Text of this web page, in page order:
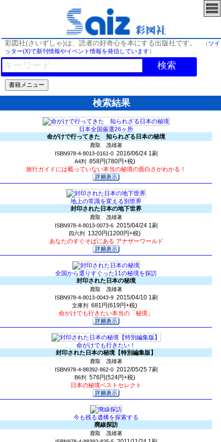
彩図社(さいずしゃ)は、読者の好奇心を本にする出版社です。 （ ツイ
ッター(X)で新刊情報やイベント情報を発信しています）
検索
検索結果
日本全国厳選26ヶ所
命がけで行ってきた 知られざる日本の秘境
鹿取 茂雄著
ISBN978-4-8013-0161-0 2016/06/24 1刷
A4判
858円(780円+税)
旅行ガイドには載っていない本当の秘境の面白さがわかる！
地上の常識を変える別世界
封印された日本の地下世界
鹿取 茂雄著
ISBN978-4-8013-0073-6 2015/04/24 1刷
四六判
1320円(1200円+税)
あなたのすぐそばにある アナザーワールド
全国から選りすぐった11の秘境を探訪
封印された日本の秘境
鹿取 茂雄著
ISBN978-4-8013-0043-9 2015/04/10 1刷
文庫判
681円(619円+税)
命がけでも行きたい本当の「秘境」
命がけでも行きたい！
封印された日本の秘境【特別編集版】
鹿取 茂雄著
ISBN978-4-88392-862-0 2012/05/25 7刷
B6判
576円(524円+税)
日本の秘境ベストセレクト
今も残る遺構を探索する
廃線探訪
鹿取 茂雄著